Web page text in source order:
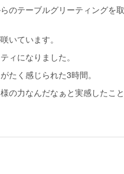
のテーブルグリーティングを
いています。
ィになりました。
たく感じられた3時間。
の力なんだなぁと実感したこと